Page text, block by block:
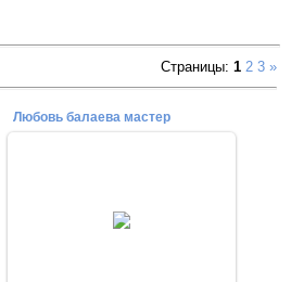
Страницы: 1 2 3 »
Любовь балаева мастер